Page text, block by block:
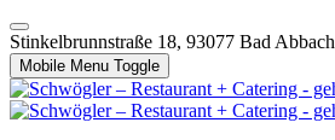
Stinkelbrunnstraße 18, 93077 Bad Abbach
Mobile Menu Toggle